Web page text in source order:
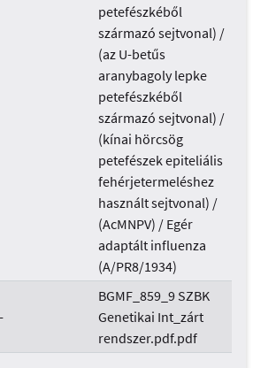
petefészkéből
származó sejtvonal) /
(az U-betűs
aranybagoly lepke
petefészkéből
származó sejtvonal) /
(kínai hörcsög
petefészek epiteliális
fehérjetermeléshez
használt sejtvonal) /
(AcMNPV) / Egér
adaptált influenza
(A/PR8/1934)
-
BGMF_859_9 SZBK
Genetikai Int_zárt
rendszer.pdf.pdf